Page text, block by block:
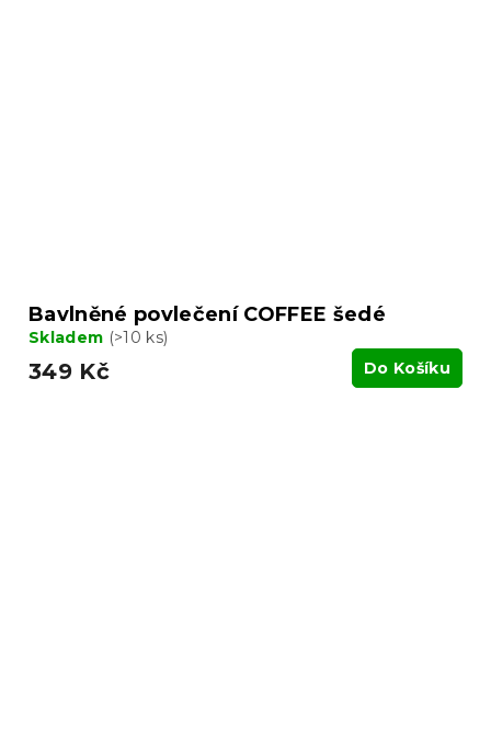
Bavlněné povlečení COFFEE šedé
Skladem (>10 ks)
349 Kč Do Košíku